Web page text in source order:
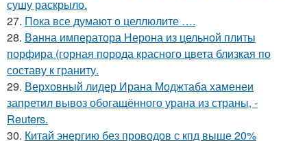
сушу раскрыло.
27. Пока все думают о целлюлите ….
28. Ванна императора Нерона из цельной плиты
порфира (горная порода красного цвета близкая по
составу к граниту.
29. Верховный лидер Ирана Моджтаба хаменеи
запретил вывоз обогащённого урана из страны, -
Reuters.
30. Китай энергию без проводов с кпд выше 20%